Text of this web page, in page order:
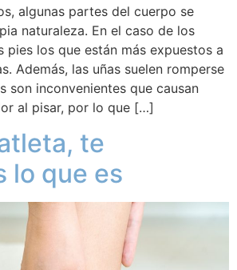
algunas partes del cuerpo se
naturaleza. En el caso de los
pies los que están más expuestos a
Además, las uñas suelen romperse
son inconvenientes que causan
al pisar, por lo que […]
te
lo que es